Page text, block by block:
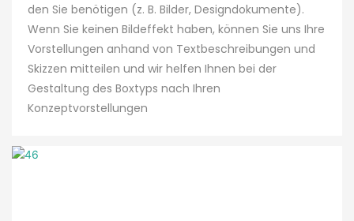
den Sie benötigen (z. B. Bilder, Designdokumente).
Wenn Sie keinen Bildeffekt haben, können Sie uns Ihre
Vorstellungen anhand von Textbeschreibungen und
Skizzen mitteilen und wir helfen Ihnen bei der
Gestaltung des Boxtyps nach Ihren
Konzeptvorstellungen